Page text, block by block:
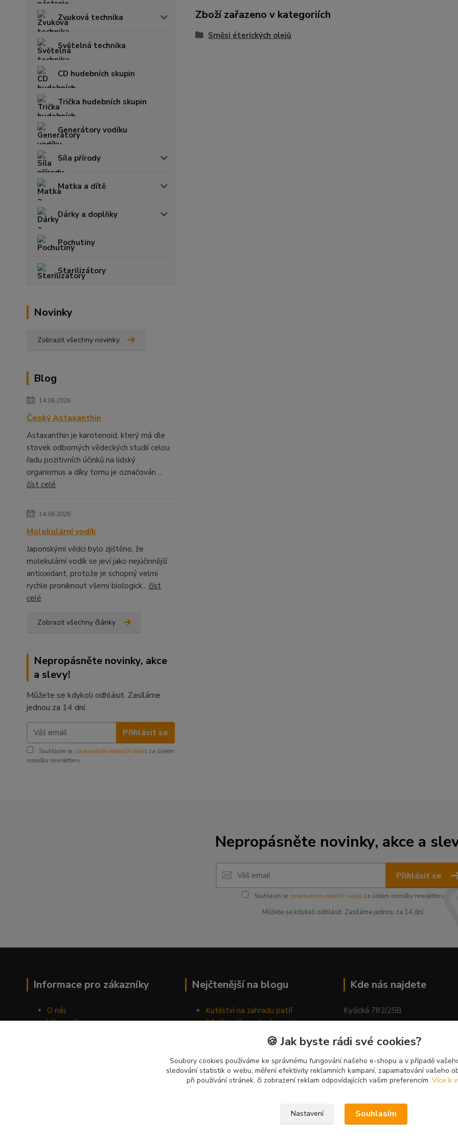
Zvuková technika
Světelná technika
CD hudebních skupin
Trička hudebních skupin
Generátory vodíku
Síla přírody
Matka a dítě
Dárky a doplňky
Pochutiny
Sterilizátory
Novinky
Zobrazit všechny novinky
Blog
14.06.2026
Český Astaxanthin
Astaxanthin je karotenoid, který má dle
stovek odborných vědeckých studií celou
řadu pozitivních účinků na lidský
organismus a díky tomu je označován ...
číst celé
14.06.2026
Molekulární vodík
Japonskými vědci bylo zjištěno, že
molekulární vodík se jeví jako nejúčinnější
antioxidant, protože je schopný velmi
rychle proniknout všemi biologick... číst
celé
Zobrazit všechny články
Nepropásněte novinky, akce
a slevy!
Můžete se kdykoli odhlásit. Zasíláme
jednou za 14 dní.
Přihlásit se
Souhlasím se zpracováním osobních údajů za účelem
rozesílky newsletteru.
Zboží zařazeno v kategoriích
Směsi éterických olejů
Nepropásněte novinky, akce a
Přihlásit se
Souhlasím se zpracováním osobních údajůza účelem rozesílky newsletteru.
Můžete se kdykoli odhlásit. Zasíláme jednou za 14 dní.
Informace pro zákazníky
O nás
Vše o nákupu
Nejčtenější na blogu
Kutilství na zahradu patří
10 důvodů, proč relaxovat
chozením do přírody
Jak správně pěstovat tulipány
Náhodně generovaný článek
Kde nás najdete
Kyšická 782/25B
🍪 Jak byste rádi své cookies?
Soubory cookies používáme ke správnému fungování našeho e-shopu a v případě
sledování statistik o webu, měření efektivity reklamních kampaní, zapamatování vašeho
při používání stránek, či zobrazení reklam odpovídajících vašim preferencím. Více k
Nastavení Souhlasím